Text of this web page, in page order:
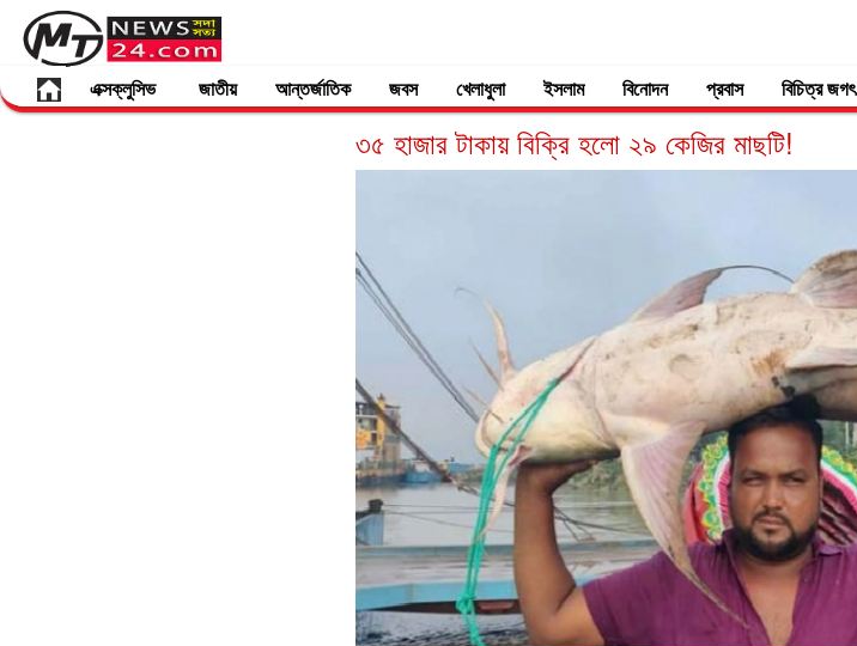
এক্সক্লুসিভ জাতীয় আন্তর্জাতিক জবস খেলাধুলা ইসলাম বিনোদন প্রবাস বিচিত্র জগৎ
৩৫ হাজার টাকায় বিক্রি হলো ২৯ কেজির মাছটি!